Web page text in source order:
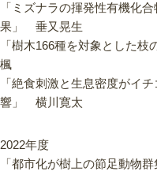
「ミズナラの揮発性有機化
果」 垂又晃生
「樹木166種を対象とした
楓
「絶食刺激と生息密度がイ
響」 横川寛太
2022年度
「都市化が樹上の節足動物